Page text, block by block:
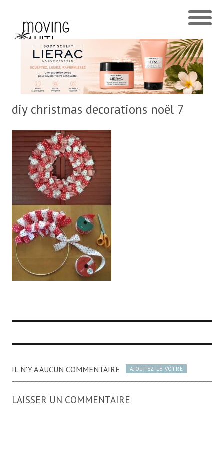
diy christmas decorations noël 7
IL N'Y A AUCUN COMMENTAIRE AJOUTEZ LE VÔTRE
LAISSER UN COMMENTAIRE